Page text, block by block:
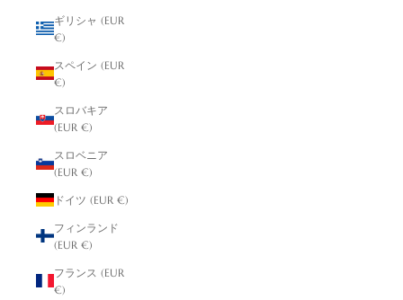
ギリシャ (EUR
€)
スペイン (EUR
€)
スロバキア
(EUR €)
スロベニア
(EUR €)
ドイツ (EUR €)
フィンランド
(EUR €)
フランス (EUR
€)